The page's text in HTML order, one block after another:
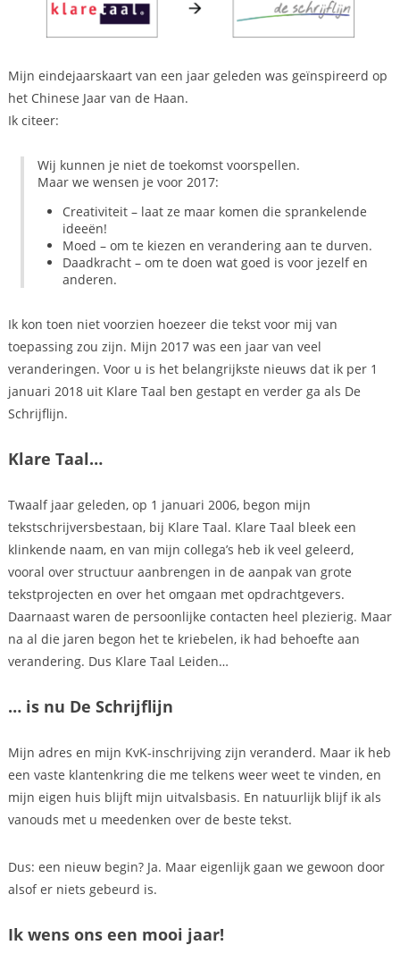
Mijn eindejaarskaart van een jaar geleden was geïnspireerd op
het Chinese Jaar van de Haan.
Ik citeer:
Wij kunnen je niet de toekomst voorspellen.
Maar we wensen je voor 2017:
Creativiteit – laat ze maar komen die sprankelende
ideeën!
Moed – om te kiezen en verandering aan te durven.
Daadkracht – om te doen wat goed is voor jezelf en
anderen.
Ik kon toen niet voorzien hoezeer die tekst voor mij van
toepassing zou zijn. Mijn 2017 was een jaar van veel
veranderingen. Voor u is het belangrijkste nieuws dat ik per 1
januari 2018 uit Klare Taal ben gestapt en verder ga als De
Schrijflijn.
Klare Taal…
Twaalf jaar geleden, op 1 januari 2006, begon mijn
tekstschrijversbestaan, bij Klare Taal. Klare Taal bleek een
klinkende naam, en van mijn collega’s heb ik veel geleerd,
vooral over structuur aanbrengen in de aanpak van grote
tekstprojecten en over het omgaan met opdrachtgevers.
Daarnaast waren de persoonlijke contacten heel plezierig. Maar
na al die jaren begon het te kriebelen, ik had behoefte aan
verandering. Dus Klare Taal Leiden…
… is nu De Schrijflijn
Mijn adres en mijn KvK-inschrijving zijn veranderd. Maar ik heb
een vaste klantenkring die me telkens weer weet te vinden, en
mijn eigen huis blijft mijn uitvalsbasis. En natuurlijk blijf ik als
vanouds met u meedenken over de beste tekst.
Dus: een nieuw begin? Ja. Maar eigenlijk gaan we gewoon door
alsof er niets gebeurd is.
Ik wens ons een mooi jaar!